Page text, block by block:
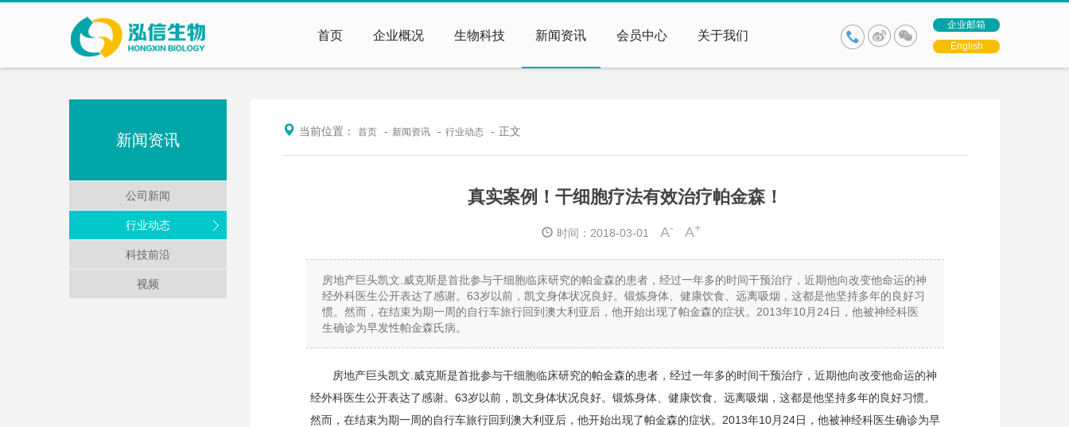
首页 企业概况 生物科技 新闻资讯 会员中心 关于我们
企业邮箱
English
新闻资讯
公司新闻
行业动态
科技前沿
视频
当前位置： 首页 新闻资讯 行业动态 正文
真实案例！干细胞疗法有效治疗帕金森！
时间：2018-03-01 A- A+
房地产巨头凯文.威克斯是首批参与干细胞临床研究的帕金森的患者，经过一年多的时间干预治疗，近期他向改变他命运的神
经外科医生公开表达了感谢。63岁以前，凯文身体状况良好。锻炼身体、健康饮食、远离吸烟，这都是他坚持多年的良好习
惯。然而，在结束为期一周的自行车旅行回到澳大利亚后，他开始出现了帕金森的症状。2013年10月24日，他被神经科医
生确诊为早发性帕金森氏病。
房地产巨头凯文.威克斯是首批参与干细胞临床研究的帕金森的患者，经过一年多的时间干预治疗，近期他向改变他命运的神
经外科医生公开表达了感谢。63岁以前，凯文身体状况良好。锻炼身体、健康饮食、远离吸烟，这都是他坚持多年的良好习惯。
然而，在结束为期一周的自行车旅行回到澳大利亚后，他开始出现了帕金森的症状。2013年10月24日，他被神经科医生确诊为早